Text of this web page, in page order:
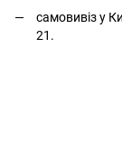
самовивіз у
21.